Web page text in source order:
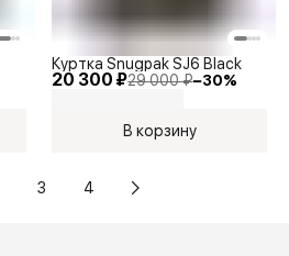
20 300 ₽29 000 ₽−30%
Куртка Snugpak SJ6 Black
В корзину
3 4